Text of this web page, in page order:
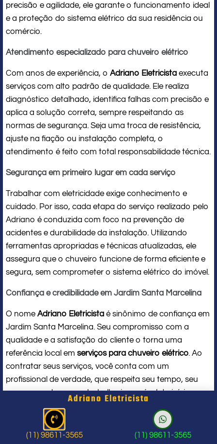
precisão e agilidade, ele garante o funcionamento ideal
e a proteção do sistema elétrico da sua residência ou
comércio.
Atendimento especializado para chuveiro elétrico
Com anos de experiência, o Adriano Eletricista executa
serviços com alto padrão de qualidade. Ele realiza
diagnóstico detalhado, identifica falhas com precisão e
aplica a solução correta, sempre respeitando as
normas de segurança. Seja uma troca de resistência,
ajuste na fiação ou instalação completa, o
atendimento é feito com total responsabilidade técnica.
Segurança em primeiro lugar em cada serviço
Trabalhar com eletricidade exige conhecimento e
cuidado. Por isso, cada etapa do serviço realizado pelo
Adriano é conduzida com foco na prevenção de
acidentes e durabilidade da instalação. Utilizando
ferramentas apropriadas e técnicas atualizadas, ele
assegura que o chuveiro funcione de forma eficiente e
segura, sem comprometer o sistema elétrico do imóvel.
Confiança e credibilidade em Jardim Santa Marcelina
O nome Adriano Eletricista é sinônimo de confiança em
Jardim Santa Marcelina. Seu compromisso com a
qualidade e a satisfação do cliente o torna uma
referência local em serviços para chuveiro elétrico. Ao
contratar seus serviços, você conta com um
profissional de verdade, que respeita seu tempo, seu
espaço e entrega um trabalho impecável do início ao
Problema com chuveiro: sinais que
Adriano Eletricista
(11) 98611-3565 (11) 98611-3565